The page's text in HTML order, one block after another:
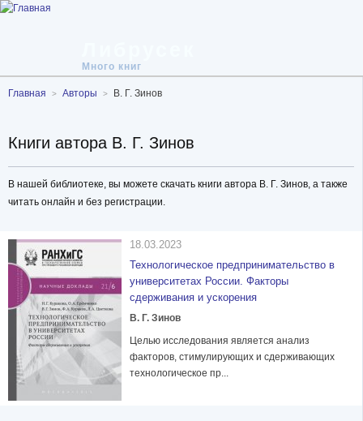
Много книг
Главная Авторы В. Г. Зинов
Книги автора В. Г. Зинов
В нашей библиотеке, вы можете скачать книги автора В. Г. Зинов, а также
читать онлайн и без регистрации.
18.03.2023
Технологическое предпринимательство в
университетах России. Факторы
сдерживания и ускорения
В. Г. Зинов
Целью исследования является анализ
факторов, стимулирующих и сдерживающих
технологическое пр...